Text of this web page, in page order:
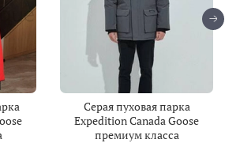
Серая пуховая парка
Expedition Canada Goose
премиум класса